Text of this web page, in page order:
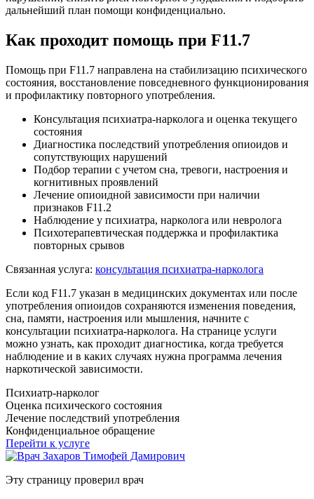
дальнейший план помощи конфиденциально.
Как проходит помощь при F11.7
Помощь при F11.7 направлена на стабилизацию психического
состояния, восстановление повседневного функционирования
и профилактику повторного употребления.
Консультация психиатра-нарколога и оценка текущего
состояния
Диагностика последствий употребления опиоидов и
сопутствующих нарушений
Подбор терапии с учетом сна, тревоги, настроения и
когнитивных проявлений
Лечение опиоидной зависимости при наличии
признаков F11.2
Наблюдение у психиатра, нарколога или невролога
Психотерапевтическая поддержка и профилактика
повторных срывов
Связанная услуга: консультация психиатра-нарколога
Если код F11.7 указан в медицинских документах или после
употребления опиоидов сохраняются изменения поведения,
сна, памяти, настроения или мышления, начните с
консультации психиатра-нарколога. На странице услуги
можно узнать, как проходит диагностика, когда требуется
наблюдение и в каких случаях нужна программа лечения
наркотической зависимости.
Психиатр-нарколог
Оценка психического состояния
Лечение последствий употребления
Конфиденциальное обращение
Перейти к услуге
Эту страницу проверил врач